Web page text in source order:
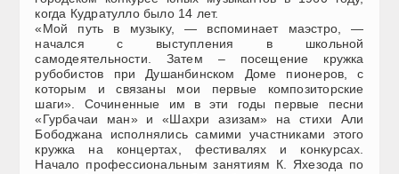
когда Кудратулло было 14 лет.
«Мой путь в музыку, — вспоминает маэстро, —
начался с выступления в школьной
самодеятельности. Затем – посещение кружка
рубобистов при Душанбинском Доме пионеров, с
которым и связаны мои первые композиторские
шаги». Сочиненные им в эти годы первые песни
«Гурбачаи ман» и «Шахри азизам» на стихи Али
Бободжана исполнялись самими участниками этого
кружка на концертах, фестивалях и конкурсах.
Начало профессиональным занятиям К. Яхезода по